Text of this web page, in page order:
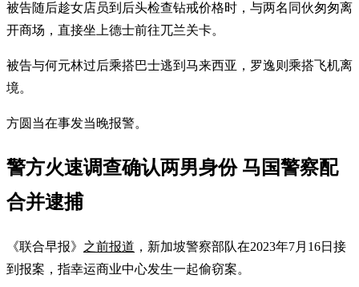
被告随后趁女店员到后头检查钻戒价格时，与两名同伙匆匆离
开商场，直接坐上德士前往兀兰关卡。
被告与何元林过后乘搭巴士逃到马来西亚，罗逸则乘搭飞机离
境。
方圆当在事发当晚报警。
警方火速调查确认两男身份 马国警察配
合并逮捕
《联合早报》 之前报道 ，新加坡警察部队在2023年7月16日接
到报案，指幸运商业中心发生一起偷窃案。